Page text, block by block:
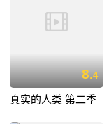
8.4
真实的人类 第二季